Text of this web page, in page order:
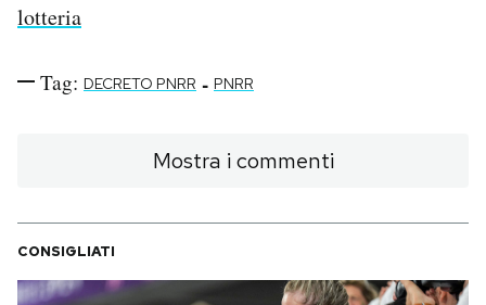
lotteria
Tag: DECRETO PNRR - PNRR
Mostra i commenti
CONSIGLIATI